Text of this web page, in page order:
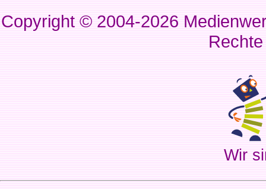
Copyright © 2004-2026
Wir